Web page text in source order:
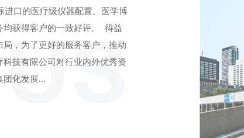
进口的医疗级仪器配置、医学博
获得客户的一致好评。  得益
，为了更好的服务客户，推动
技有限公司对行业内外优秀资
团化发展...